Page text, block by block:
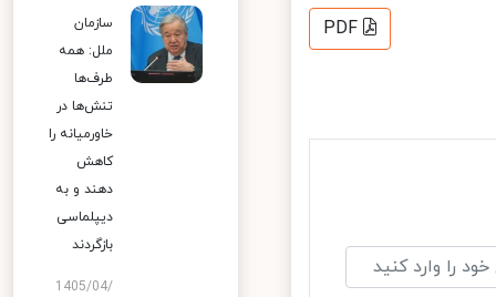
PDF
سازمان
ملل: همه
طرف‌ها
تنش‌ها در
خاورمیانه را
کاهش
دهند و به
دیپلماسی
بازگردند
1405/04/